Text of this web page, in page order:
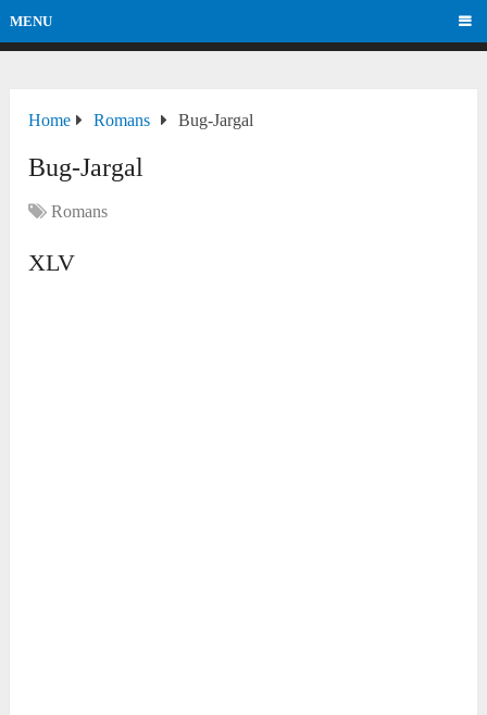
MENU
Home Romans Bug-Jargal
Bug-Jargal
Romans
XLV